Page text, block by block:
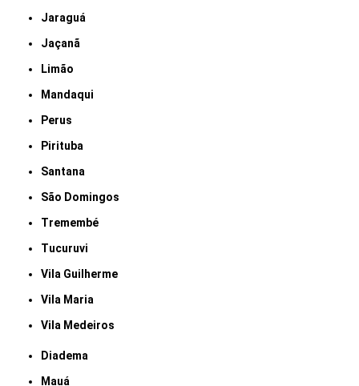
Jaraguá
Jaçanã
Limão
Mandaqui
Perus
Pirituba
Santana
São Domingos
Tremembé
Tucuruvi
Vila Guilherme
Vila Maria
Vila Medeiros
Diadema
Mauá